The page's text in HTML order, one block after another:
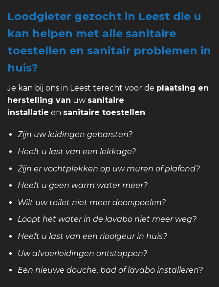
Loodgieter gezocht in Leest die u
kan helpen met alle sanitaire
toestellen en sanitair problemen in
huis?
Je kan bij ons in Leest terecht voor de plaatsing en
herstelling van uw sanitaire
installatie en sanitaire toestellen.
Zijn uw leidingen gebarsten?
Heeft u last van een lekkage?
Zijn er vochtplekken op uw muren of plafond?
Heeft u geen warm water meer?
Wilt uw toilet niet meer doorspoelen?
Loopt het water in de lavabo niet meer weg?
Heeft u last van een rioolgeur in huis?
Uw afvoerleidingen ontstoppen?
Een nieuwe douche, bad of lavabo installeren?